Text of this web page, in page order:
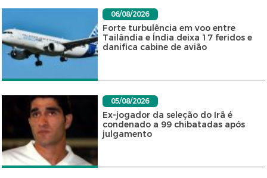
06/08/2026
Forte turbulência em voo entre
Tailândia e Índia deixa 17 feridos e
danifica cabine de avião
05/08/2026
Ex-jogador da seleção do Irã é
condenado a 99 chibatadas após
julgamento